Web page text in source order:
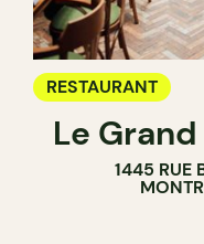
RESTAURANT
Le
1445 RUE